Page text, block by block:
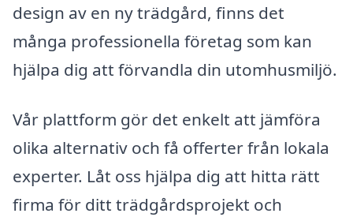
design av en ny trädgård, finns det
många professionella företag som kan
hjälpa dig att förvandla din utomhusmiljö.
Vår plattform gör det enkelt att jämföra
olika alternativ och få offerter från lokala
experter. Låt oss hjälpa dig att hitta rätt
firma för ditt trädgårdsprojekt och